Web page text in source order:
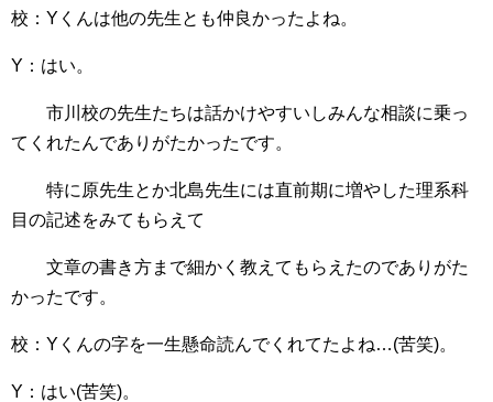
校：Yくんは他の先生とも仲良かったよね。
Y：はい。
市川校の先生たちは話かけやすいしみんな相談に乗っ
てくれたんでありがたかったです。
特に原先生とか北島先生には直前期に増やした理系科
目の記述をみてもらえて
文章の書き方まで細かく教えてもらえたのでありがた
かったです。
校：Yくんの字を一生懸命読んでくれてたよね…(苦笑)。
Y：はい(苦笑)。